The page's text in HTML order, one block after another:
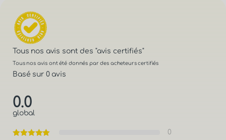
Tous nos avis sont des "avis certifiés"
Tous nos avis ont été donnés par des acheteurs certifiés
Basé sur 0 avis
0.0
global
0